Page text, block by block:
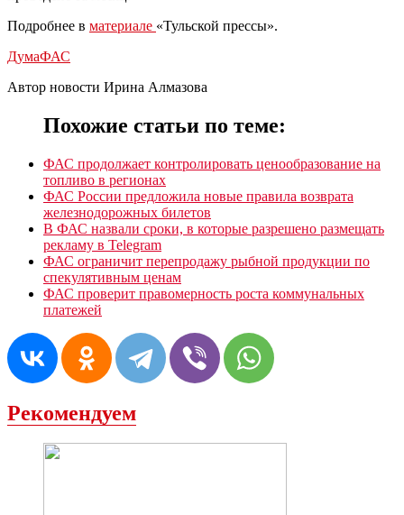
Подробнее в материале «Тульской прессы».
ДумаФАС
Автор новости Ирина Алмазова
Похожие статьи по теме:
ФАС продолжает контролировать ценообразование на
топливо в регионах
ФАС России предложила новые правила возврата
железнодорожных билетов
В ФАС назвали сроки, в которые разрешено размещать
рекламу в Telegram
ФАС ограничит перепродажу рыбной продукции по
спекулятивным ценам
ФАС проверит правомерность роста коммунальных
платежей
Рекомендуем